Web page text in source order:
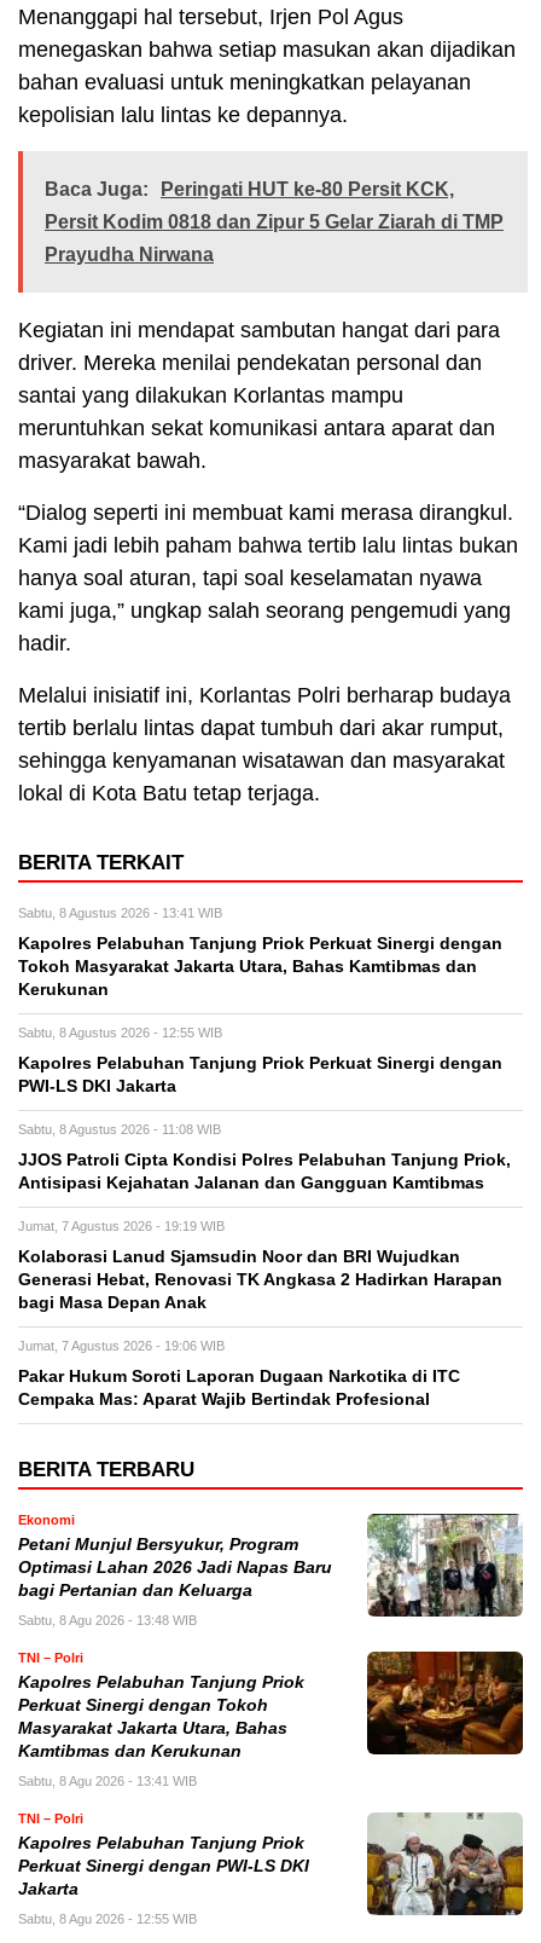
Menanggapi hal tersebut, Irjen Pol Agus
menegaskan bahwa setiap masukan akan dijadikan
bahan evaluasi untuk meningkatkan pelayanan
kepolisian lalu lintas ke depannya.
Baca Juga:
Peringati HUT ke-80 Persit KCK,
Persit Kodim 0818 dan Zipur 5 Gelar Ziarah di TMP
Prayudha Nirwana
Kegiatan ini mendapat sambutan hangat dari para
driver. Mereka menilai pendekatan personal dan
santai yang dilakukan Korlantas mampu
meruntuhkan sekat komunikasi antara aparat dan
masyarakat bawah.
“Dialog seperti ini membuat kami merasa dirangkul.
Kami jadi lebih paham bahwa tertib lalu lintas bukan
hanya soal aturan, tapi soal keselamatan nyawa
kami juga,” ungkap salah seorang pengemudi yang
hadir.
Melalui inisiatif ini, Korlantas Polri berharap budaya
tertib berlalu lintas dapat tumbuh dari akar rumput,
sehingga kenyamanan wisatawan dan masyarakat
lokal di Kota Batu tetap terjaga.
BERITA TERKAIT
Sabtu, 8 Agustus 2026 - 13:41 WIB
Kapolres Pelabuhan Tanjung Priok Perkuat Sinergi dengan
Tokoh Masyarakat Jakarta Utara, Bahas Kamtibmas dan
Kerukunan
Sabtu, 8 Agustus 2026 - 12:55 WIB
Kapolres Pelabuhan Tanjung Priok Perkuat Sinergi dengan
PWI-LS DKI Jakarta
Sabtu, 8 Agustus 2026 - 11:08 WIB
JJOS Patroli Cipta Kondisi Polres Pelabuhan Tanjung Priok,
Antisipasi Kejahatan Jalanan dan Gangguan Kamtibmas
Jumat, 7 Agustus 2026 - 19:19 WIB
Kolaborasi Lanud Sjamsudin Noor dan BRI Wujudkan
Generasi Hebat, Renovasi TK Angkasa 2 Hadirkan Harapan
bagi Masa Depan Anak
Jumat, 7 Agustus 2026 - 19:06 WIB
Pakar Hukum Soroti Laporan Dugaan Narkotika di ITC
Cempaka Mas: Aparat Wajib Bertindak Profesional
BERITA TERBARU
Ekonomi
Petani Munjul Bersyukur, Program
Optimasi Lahan 2026 Jadi Napas Baru
bagi Pertanian dan Keluarga
Sabtu, 8 Agu 2026 - 13:48 WIB
TNI – Polri
Kapolres Pelabuhan Tanjung Priok
Perkuat Sinergi dengan Tokoh
Masyarakat Jakarta Utara, Bahas
Kamtibmas dan Kerukunan
Sabtu, 8 Agu 2026 - 13:41 WIB
TNI – Polri
Kapolres Pelabuhan Tanjung Priok
Perkuat Sinergi dengan PWI-LS DKI
Jakarta
Sabtu, 8 Agu 2026 - 12:55 WIB